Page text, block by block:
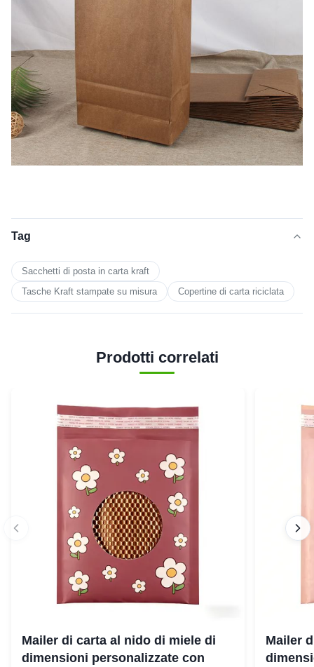
Tag
Sacchetti di posta in carta kraft
Tasche Kraft stampate su misura
Copertine di carta riciclata
Prodotti correlati
Mailer di carta al nido di miele di
dimensioni personalizzate con
Mailer